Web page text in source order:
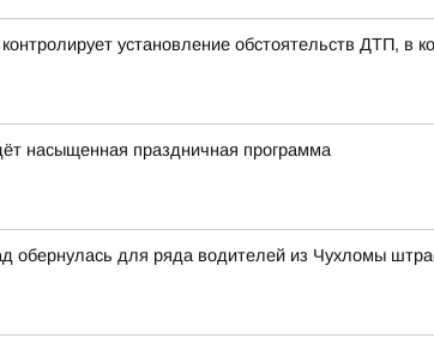
установление обстоятельств ДТП, в
насыщенная праздничная программа
обернулась для ряда водителей из Чухломы